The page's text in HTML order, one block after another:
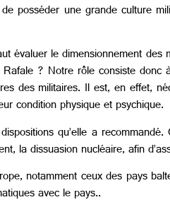
posséder une grande culture
évaluer le dimensionnement
? Notre rôle consiste donc
des militaires. Il est, en effet,
condition physique et psychique.
qu’elle a
la dissuasion nucléaire, afin
notamment ceux des pays
avec le pays..